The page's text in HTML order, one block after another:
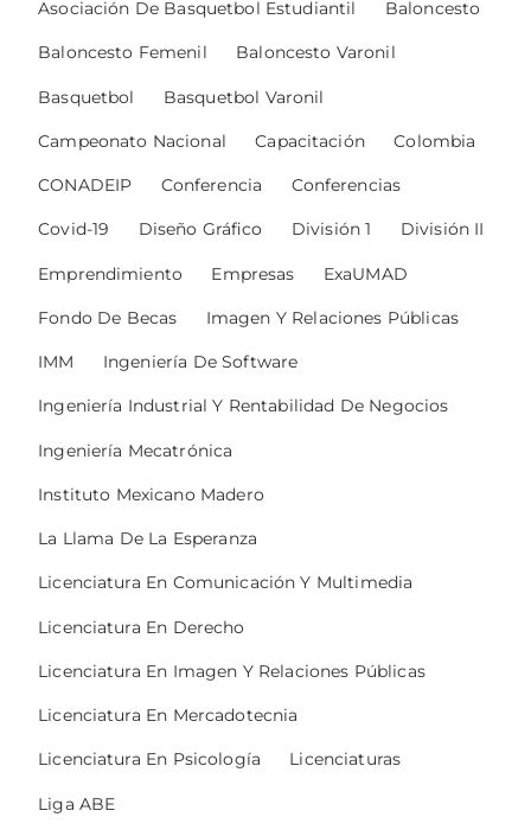
Asociación De Basquetbol Estudiantil Baloncesto
Baloncesto Femenil Baloncesto Varonil
Basquetbol Basquetbol Varonil
Campeonato Nacional Capacitación Colombia
CONADEIP Conferencia Conferencias
Covid-19 Diseño Gráfico División 1 División II
Emprendimiento Empresas ExaUMAD
Fondo De Becas Imagen Y Relaciones Públicas
IMM Ingeniería De Software
Ingeniería Industrial Y Rentabilidad De Negocios
Ingeniería Mecatrónica
Instituto Mexicano Madero
La Llama De La Esperanza
Licenciatura En Comunicación Y Multimedia
Licenciatura En Derecho
Licenciatura En Imagen Y Relaciones Públicas
Licenciatura En Mercadotecnia
Licenciatura En Psicología Licenciaturas
Liga ABE